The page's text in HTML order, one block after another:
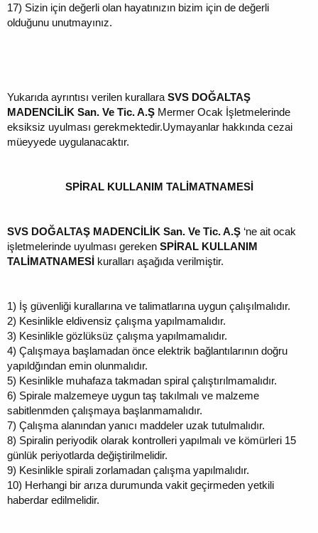
17) Sizin için değerli olan hayatınızın bizim için de değerli
olduğunu unutmayınız.
Yukarıda ayrıntısı verilen kurallara SVS DOĞALTAŞ
MADENCİLİK San. Ve Tic. A.Ş Mermer Ocak İşletmelerinde
eksiksiz uyulması gerekmektedir.Uymayanlar hakkında cezai
müeyyede uygulanacaktır.
SPİRAL KULLANIM TALİMATNAMESİ
SVS DOĞALTAŞ MADENCİLİK San. Ve Tic. A.Ş ‘ne ait ocak
işletmelerinde uyulması gereken SPİRAL KULLANIM
TALİMATNAMESİ kuralları aşağıda verilmiştir.
1) İş güvenliği kurallarına ve talimatlarına uygun çalışılmalıdır.
2) Kesinlikle eldivensiz çalışma yapılmamalıdır.
3) Kesinlikle gözlüksüz çalışma yapılmamalıdır.
4) Çalışmaya başlamadan önce elektrik bağlantılarının doğru
yapıldğından emin olunmalıdır.
5) Kesinlikle muhafaza takmadan spiral çalıştırılmamalıdır.
6) Spirale malzemeye uygun taş takılmalı ve malzeme
sabitlenmden çalışmaya başlanmamalıdır.
7) Çalışma alanından yanıcı maddeler uzak tutulmalıdır.
8) Spiralin periyodik olarak kontrolleri yapılmalı ve kömürleri 15
günlük periyotlarda değiştirilmelidir.
9) Kesinlikle spirali zorlamadan çalışma yapılmalıdır.
10) Herhangi bir arıza durumunda vakit geçirmeden yetkili
haberdar edilmelidir.